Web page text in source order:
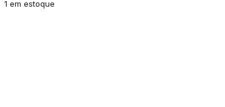
1 em estoque